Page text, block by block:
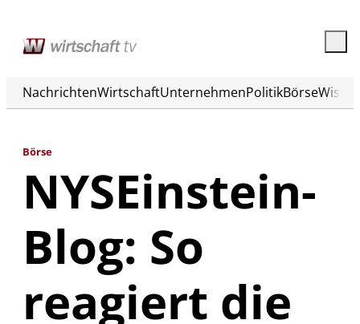
NachrichtenWirtschaftUnternehmenPolitikBörse
Börse
NYSEinstein-
Blog: So
reagiert die